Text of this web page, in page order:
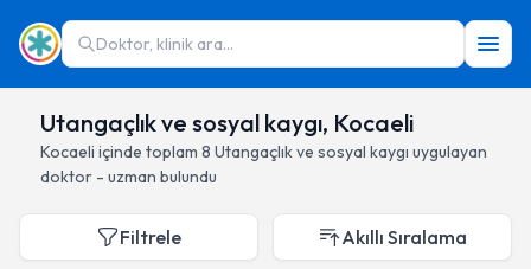
Doktor, klinik ara...
Utangaçlık ve sosyal kaygı, Kocaeli
Kocaeli içinde toplam 8 Utangaçlık ve sosyal kaygı uygulayan
doktor - uzman bulundu
Filtrele Akıllı Sıralama